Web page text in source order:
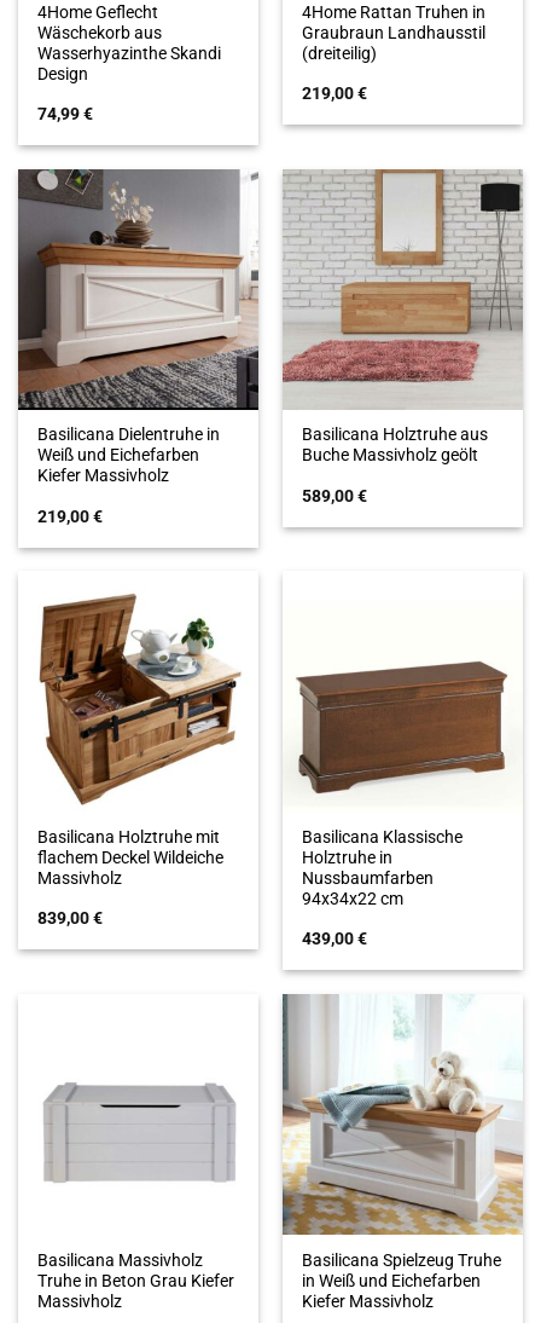
4Home Geflecht
Wäschekorb aus
Wasserhyazinthe Skandi
Design
74,99€
4Home Rattan Truhen in
Graubraun Landhausstil
(dreiteilig)
219,00€
Basilicana Dielentruhe in
Weiß und Eichefarben
Kiefer Massivholz
219,00€
Basilicana Holztruhe aus
Buche Massivholz geölt
589,00€
Basilicana Holztruhe mit
flachem Deckel Wildeiche
Massivholz
839,00€
Basilicana Klassische
Holztruhe in
Nussbaumfarben
94x34x22 cm
439,00€
Basilicana Massivholz
Truhe in Beton Grau Kiefer
Massivholz
Basilicana Spielzeug Truhe
in Weiß und Eichefarben
Kiefer Massivholz